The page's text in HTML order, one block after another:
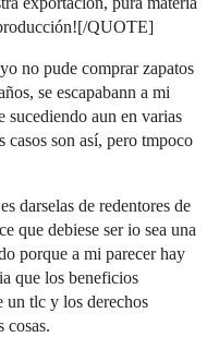
QUOTE]
no pude comprar zapatos
se escapabann a mi
sucediendo aun en varias
casos son así, pero tmpoco
darselas de redentores de
que debiese ser io sea una
porque a mi parecer hay
que los beneficios
un tlc y los derechos
cosas.